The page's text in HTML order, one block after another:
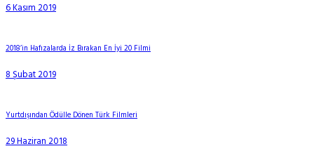
6 Kasım 2019
2018’in Hafızalarda İz Bırakan En İyi 20 Filmi
8 Şubat 2019
Yurtdışından Ödülle Dönen Türk Filmleri
29 Haziran 2018